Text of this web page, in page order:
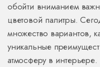
обойти вниманием
цветовой палитры.
множество вариантов,
уникальные
атмосферу в